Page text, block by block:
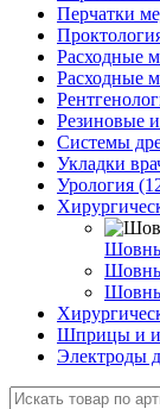
Перчатки
Расходные
Расходные
Резиновые
Системы
Укладки
Урология
Шприцы и
Электроды